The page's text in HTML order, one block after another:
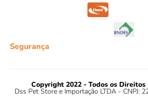
Segurança
Copyright 2022 - Todos os Direitos
Dss Pet Store e Importação LTDA - CNPJ: